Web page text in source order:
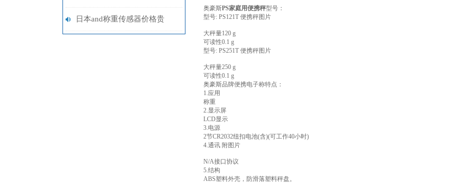
示“P-FAIL“故障，如何排除？
日本and称重传感器价格贵
奥豪斯PS家庭用便携秤型号：
型号: PS121T 便携秤图片
大秤量120 g
可读性0.1 g
型号: PS251T 便携秤图片
大秤量250 g
可读性0.1 g
奥豪斯品牌便携电子称特点：
1.应用
称重
2.显示屏
LCD显示
3.电源
2节CR2032纽扣电池(含)(可工作40小时)
4.通讯 附图片
N/A接口协议
5.结构
ABS塑料外壳，防滑落塑料秤盘。